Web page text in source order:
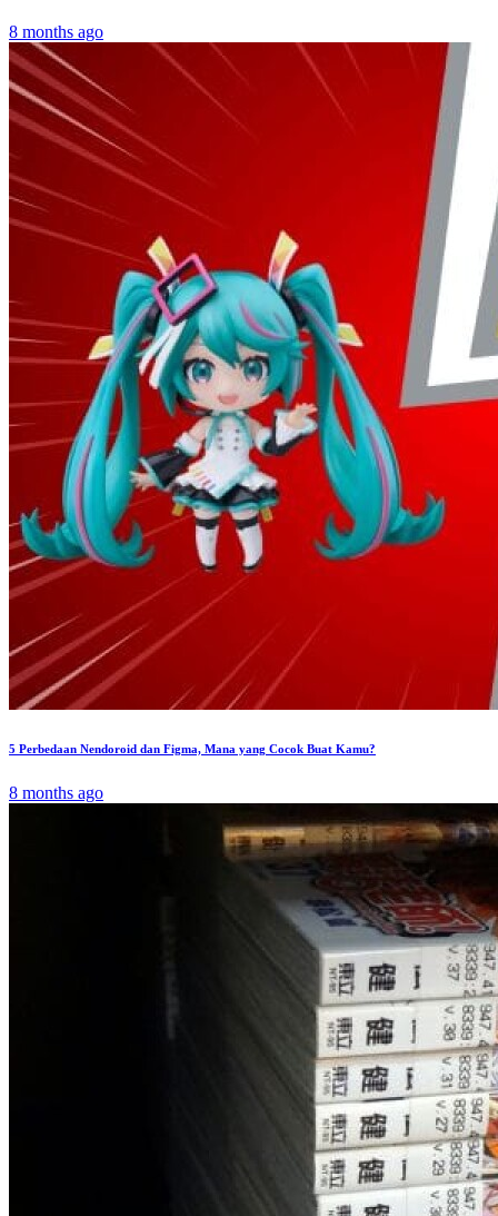
8 months ago
5 Perbedaan Nendoroid dan Figma, Mana yang Cocok Buat Kamu?
8 months ago